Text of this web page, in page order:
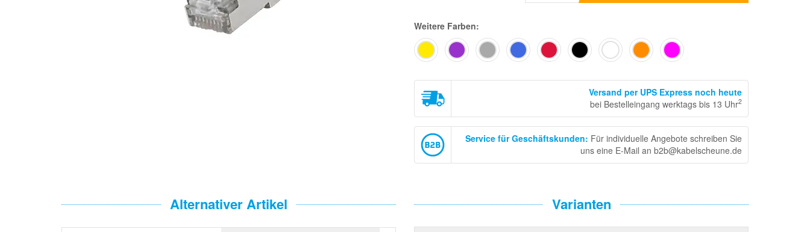
Weitere Farben:
Versand per UPS Express noch heute
bei Bestelleingang werktags bis 13 Uhr2
Service für Geschäftskunden: Für individuelle Angebote schreiben Sie
uns eine E-Mail an b2b@kabelscheune.de
Varianten
Alternativer Artikel